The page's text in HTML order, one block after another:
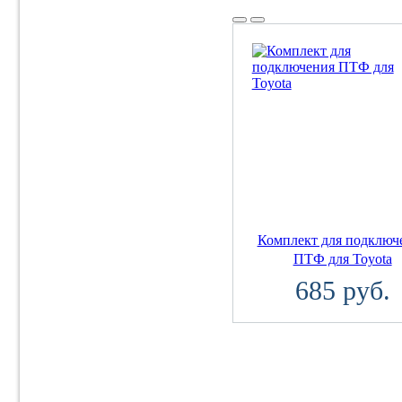
Комплект для
ПТФ для Toyota
685 руб.